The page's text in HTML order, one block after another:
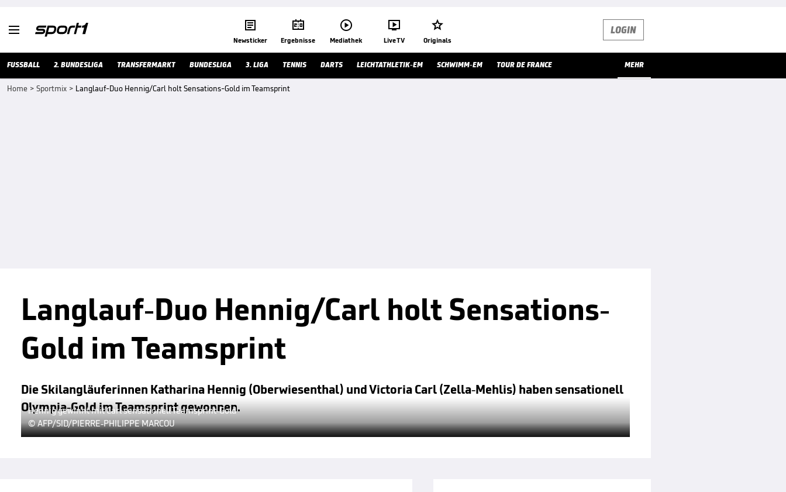
 
Newsticker

Ergebnisse

Mediathek

Live TV

Originals
LOGIN
FUSSBALL 2. BUNDESLIGA TRANSFERMARKT BUNDESLIGA 3. LIGA TENNIS DARTS LEICHTATHLETIK-EM SCHWIMM-EM TOUR DE FRANCE MEHR
Home > Sportmix > Langlauf-Duo Hennig/Carl holt Sensations-Gold im Teamsprint
Langlauf-Duo Hennig/Carl holt Sensations-
Gold im Teamsprint
Die Skilangläuferinnen Katharina Hennig (Oberwiesenthal) und Victoria Carl (Zella-Mehlis) haben sensationell
Olympia-Gold im Teamsprint gewonnen.
Hennig gewinnt mit Carl sensationell Teamsprint-Gold
© AFP/SID/PIERRE-PHILIPPE MARCOU